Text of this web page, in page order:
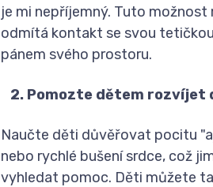
je mi nepříjemný. Tuto
odmítá kontakt se svou
pánem svého prostoru.
2. Pomozte dětem rozvíjet
Naučte děti důvěřovat pocitu
nebo rychlé bušení srdce, což
vyhledat pomoc. Děti můžete